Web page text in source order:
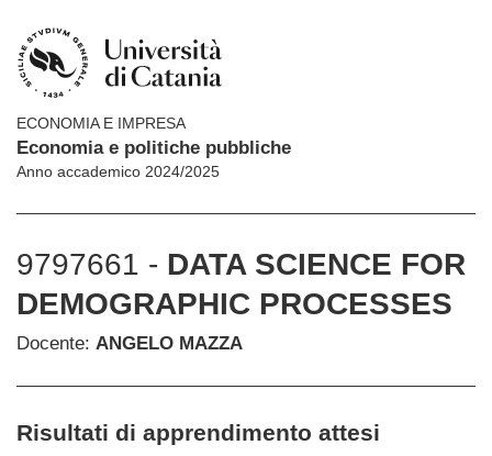
ECONOMIA E IMPRESA
Economia e politiche pubbliche
Anno accademico 2024/2025
9797661 - DATA SCIENCE FOR
DEMOGRAPHIC PROCESSES
Docente: ANGELO MAZZA
Risultati di apprendimento attesi